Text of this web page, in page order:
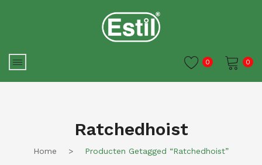
0
0
Ratchedhoist
Home > Producten Getagged “ratchedhoist”